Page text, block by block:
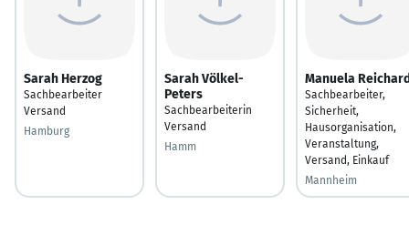
Sarah Herzog
Sachbearbeiter
Versand
Hamburg
Sarah Völkel-
Peters
Sachbearbeiterin
Versand
Hamm
Manuela
Sachbearbeiter,
Sicherheit,
Hausorganisation,
Veranstaltung,
Versand, Einkauf
Mannheim